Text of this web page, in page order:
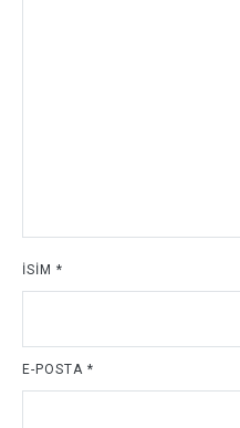
İSIM *
E-POSTA *